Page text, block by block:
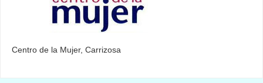
Centro de la Mujer, Carrizosa